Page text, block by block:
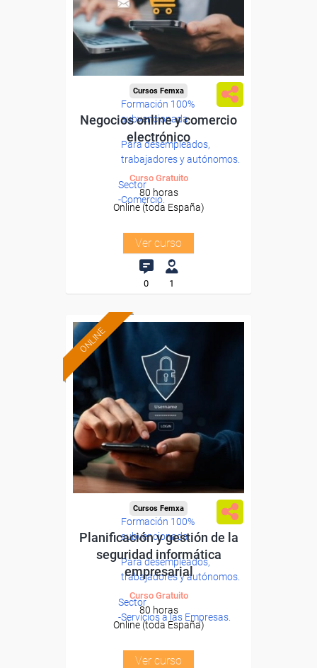
Formación 100%
subvencionada.
Para desempleados,
trabajadores y autónomos.
Sector
-Comercio.
Cursos Femxa
Negocios online y comercio
electrónico
Curso Gratuito
80 horas
Online (toda España)
Ver curso
0 1
ONLINE
Formación 100%
subvencionada.
Para desempleados,
trabajadores y autónomos.
Sector
-Servicios a las Empresas.
Cursos Femxa
Planificación y gestión de la
seguridad informática
empresarial
Curso Gratuito
80 horas
Online (toda España)
Ver curso